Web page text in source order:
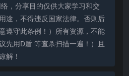
，分享目的仅供大家学习和交
途，不得违反国家法律。否则后
遵守此条例！）所有资源，不能
先用D盾 等查杀扫描一遍！）且
解！